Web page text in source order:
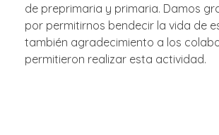
de preprimaria y primaria. Damos
por permitirnos bendecir la vida de
también agradecimiento a los
permitieron realizar esta actividad.